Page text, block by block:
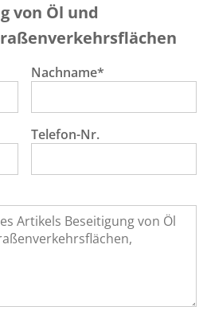
von Öl und
Nachname*
Telefon-Nr.